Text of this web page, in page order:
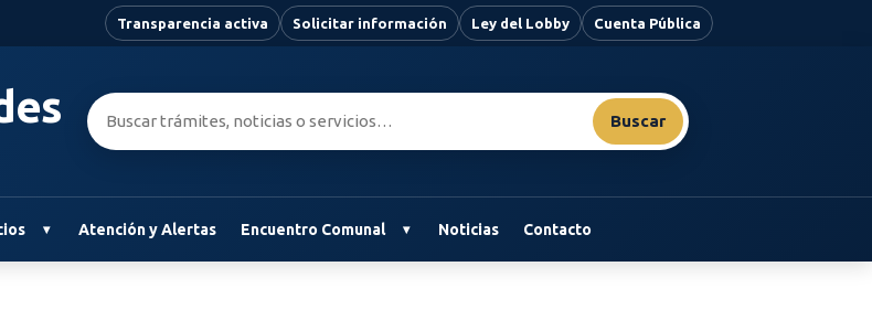
Transparencia activa Solicitar información Ley del Lobby Cuenta Pública
Buscar:
Buscar
Atención y Alertas Encuentro Comunal Noticias Contacto